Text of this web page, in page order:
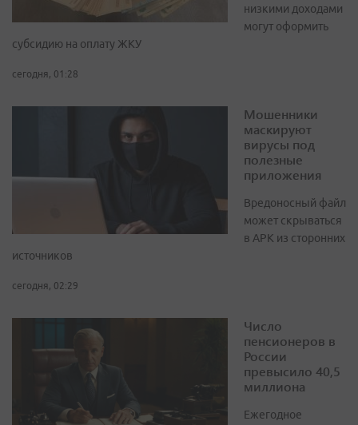
низкими доходами
могут оформить
субсидию на оплату ЖКУ
сегодня, 01:28
Мошенники
маскируют
вирусы под
полезные
приложения
Вредоносный файл
может скрываться
в APK из сторонних
источников
сегодня, 02:29
Число
пенсионеров в
России
превысило 40,5
миллиона
Ежегодное